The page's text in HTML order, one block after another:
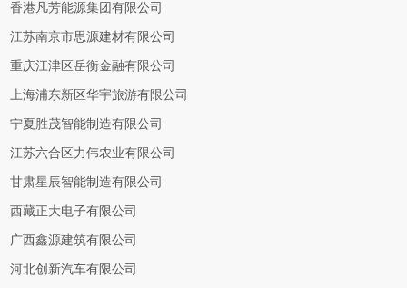
香港凡芳能源集团有限公司
江苏南京市思源建材有限公司
重庆江津区岳衡金融有限公司
上海浦东新区华宇旅游有限公司
宁夏胜茂智能制造有限公司
江苏六合区力伟农业有限公司
甘肃星辰智能制造有限公司
西藏正大电子有限公司
广西鑫源建筑有限公司
河北创新汽车有限公司